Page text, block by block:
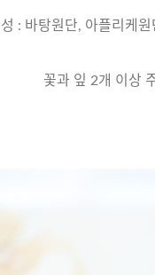
: 바탕원단, 아플리케
꽃과 잎 2개 이상